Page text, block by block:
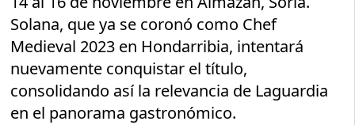
Solana, que ya se coronó como Chef
Medieval 2023 en Hondarribia, intentará
nuevamente conquistar el título,
consolidando así la relevancia de Laguardia
en el panorama gastronómico.